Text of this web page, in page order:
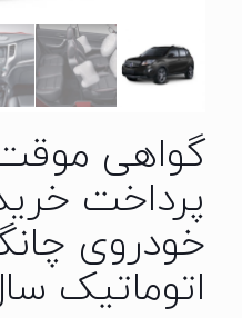
گواهی
پرداخت
اتوماتیک سال